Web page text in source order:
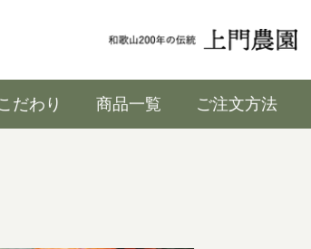
だわり 商品一覧 ご注文方法